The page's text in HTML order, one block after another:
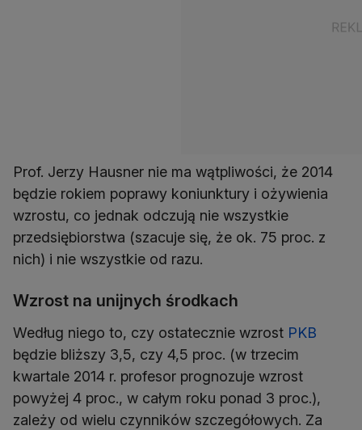
Prof. Jerzy Hausner nie ma wątpliwości, że 2014
będzie rokiem poprawy koniunktury i ożywienia
wzrostu, co jednak odczują nie wszystkie
przedsiębiorstwa (szacuje się, że ok. 75 proc. z
nich) i nie wszystkie od razu.
Wzrost na unijnych środkach
Według niego to, czy ostatecznie wzrost PKB
będzie bliższy 3,5, czy 4,5 proc. (w trzecim
kwartale 2014 r. profesor prognozuje wzrost
powyżej 4 proc., w całym roku ponad 3 proc.),
zależy od wielu czynników szczegółowych. Za